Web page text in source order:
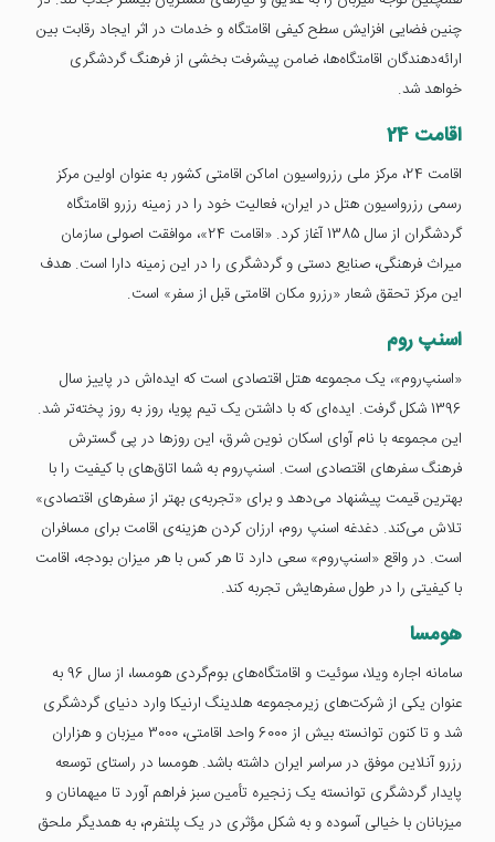
چنین فضایی افزایش سطح کیفی اقامتگاه و خدمات در اثر ایجاد رقابت بین
ارائه‌دهندگان اقامتگاه‌ها، ضامن پیشرفت بخشی از فرهنگ گردشگری
خواهد شد.
اقامت 24
اقامت 24، مرکز ملی رزرواسیون اماکن اقامتی کشور به عنوان اولین مرکز
رسمی رزرواسیون هتل در ایران، فعالیت خود را در زمینه رزرو اقامتگاه
گردشگران از سال 1385 آغاز کرد. «اقامت 24»، موافقت اصولی سازمان
میراث فرهنگی، صنایع دستی و گردشگری را در این زمینه دارا است. هدف
این مرکز تحقق شعار «رزرو مکان اقامتی قبل از سفر» است.
اسنپ روم
«اسنپ‌روم»، یک مجموعه هتل اقتصادی است که ایده‌اش در پاییز سال
1396 شکل گرفت. ایده‌ای که با داشتن یک تیم پویا، روز به روز پخته‌تر شد.
این مجموعه با نام آوای اسکان نوین شرق، این روزها در پی گسترش
فرهنگ سفرهای اقتصادی است. اسنپ‌روم به شما اتاق‌های با کیفیت را با
بهترین قیمت پیشنهاد می‌دهد و برای «تجربه‌ی بهتر از سفر‌های اقتصادی»
تلاش می‌کند. دغدغه اسنپ روم، ارزان‌ کردن هزینه‌ی اقامت برای مسافران
است. در واقع «اسنپ‌روم» سعی دارد تا هر کس با هر میزان بودجه، اقامت
با کیفیتی را در طول سفرهایش تجربه کند.
هومسا
سامانه اجاره ویلا، سوئیت و اقامتگاه‌های بوم‌گردی هومسا، از سال 96 به
عنوان یکی از شرکت‌های زیرمجموعه هلدینگ ارنیکا وارد دنیای گردشگری
شد و تا کنون توانسته بیش از 6000 واحد اقامتی، 3000 میزبان و هزاران
رزرو آنلاین موفق در سراسر ایران داشته باشد. هومسا در راستای توسعه
پایدار گردشگری توانسته یک زنجیره تأمین سبز فراهم آورد تا میهمانان و
میزبانان با خیالی آسوده و به شکل مؤثری در یک پلتفرم، به همدیگر ملحق